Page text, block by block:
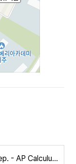
25년 3,4월 AP Test Prep. - AP Calculus AB/BC, AP Statistics